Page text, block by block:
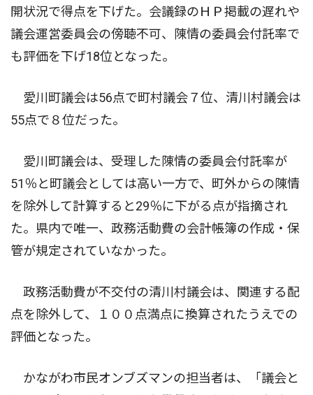
開状況で得点を下げた。会議録のＨＰ掲載の遅れや
議会運営委員会の傍聴不可、陳情の委員会付託率で
も評価を下げ18位となった。
愛川町議会は56点で町村議会７位、清川村議会は
55点で８位だった。
愛川町議会は、受理した陳情の委員会付託率が
51％と町議会としては高い一方で、町外からの陳情
を除外して計算すると29％に下がる点が指摘され
た。県内で唯一、政務活動費の会計帳簿の作成・保
管が規定されていなかった。
政務活動費が不交付の清川村議会は、関連する配
点を除外して、１００点満点に換算されたうえでの
評価となった。
かながわ市民オンブズマンの担当者は、「議会と